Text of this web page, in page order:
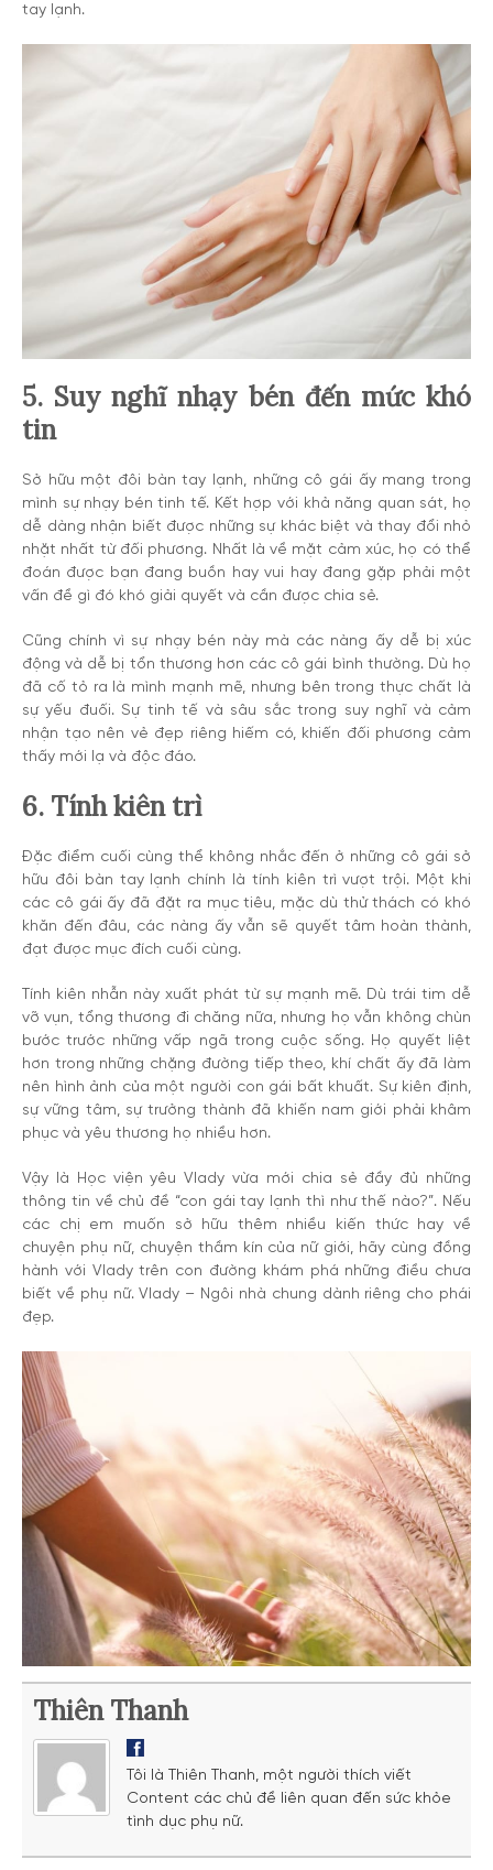
tay lạnh.
5. Suy nghĩ nhạy bén đến mức khó
tin
Sở hữu một đôi bàn tay lạnh, những cô gái ấy mang trong
mình sự nhạy bén tinh tế. Kết hợp với khả năng quan sát, họ
dễ dàng nhận biết được những sự khác biệt và thay đổi nhỏ
nhặt nhất từ đối phương. Nhất là về mặt cảm xúc, họ có thể
đoán được bạn đang buồn hay vui hay đang gặp phải một
vấn đề gì đó khó giải quyết và cần được chia sẻ.
Cũng chính vì sự nhạy bén này mà các nàng ấy dễ bị xúc
động và dễ bị tổn thương hơn các cô gái bình thường. Dù họ
đã cố tỏ ra là mình mạnh mẽ, nhưng bên trong thực chất là
sự yếu đuối. Sự tinh tế và sâu sắc trong suy nghĩ và cảm
nhận tạo nên vẻ đẹp riêng hiếm có, khiến đối phương cảm
thấy mới lạ và độc đáo.
6. Tính kiên trì
Đặc điểm cuối cùng thể không nhắc đến ở những cô gái sở
hữu đôi bàn tay lạnh chính là tính kiên trì vượt trội. Một khi
các cô gái ấy đã đặt ra mục tiêu, mặc dù thử thách có khó
khăn đến đâu, các nàng ấy vẫn sẽ quyết tâm hoàn thành,
đạt được mục đích cuối cùng.
Tính kiên nhẫn này xuất phát từ sự mạnh mẽ. Dù trái tim dễ
vỡ vụn, tổng thương đi chăng nữa, nhưng họ vẫn không chùn
bước trước những vấp ngã trong cuộc sống. Họ quyết liệt
hơn trong những chặng đường tiếp theo, khí chất ấy đã làm
nên hình ảnh của một người con gái bất khuất. Sự kiên định,
sự vững tâm, sự trưởng thành đã khiến nam giới phải khâm
phục và yêu thương họ nhiều hơn.
Vậy là Học viện yêu Vlady vừa mới chia sẻ đầy đủ những
thông tin về chủ đề “con gái tay lạnh thì như thế nào?”. Nếu
các chị em muốn sở hữu thêm nhiều kiến thức hay về
chuyện phụ nữ, chuyện thầm kín của nữ giới, hãy cùng đồng
hành với Vlady trên con đường khám phá những điều chưa
biết về phụ nữ. Vlady – Ngôi nhà chung dành riêng cho phái
đẹp.
Thiên Thanh
Tôi là Thiên Thanh, một người thích viết
Content các chủ đề liên quan đến sức khỏe
tình dục phụ nữ.